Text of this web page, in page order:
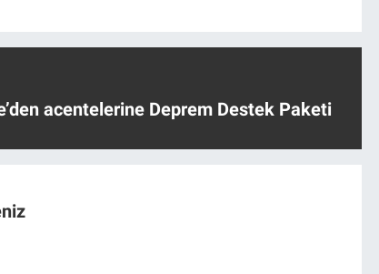
acentelerine Deprem Destek Paketi